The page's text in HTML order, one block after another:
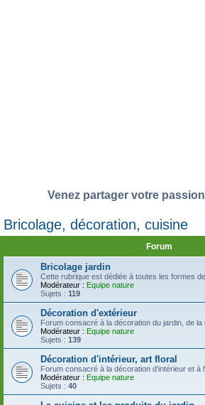
Venez partager votre
Bricolage, décoration, cuisine
Forum
Bricolage jardin
Cette rubrique est dédiée à toutes les formes
Modérateur : Equipe nature
Sujets : 119
Décoration d'extérieur
Forum consacré à la décoration du jardin, de la
Modérateur : Equipe nature
Sujets : 139
Décoration d'intérieur, art floral
Forum consacré à la décoration d'intérieur et à
Modérateur : Equipe nature
Sujets : 40